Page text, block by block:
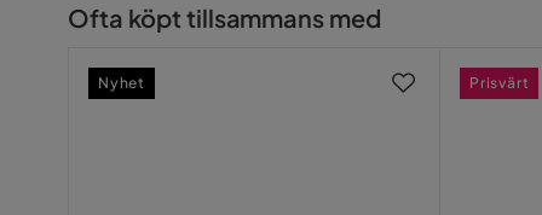
Vikt 74.5 kg
Ofta köpt tillsammans med
Nyhet Prisvärt